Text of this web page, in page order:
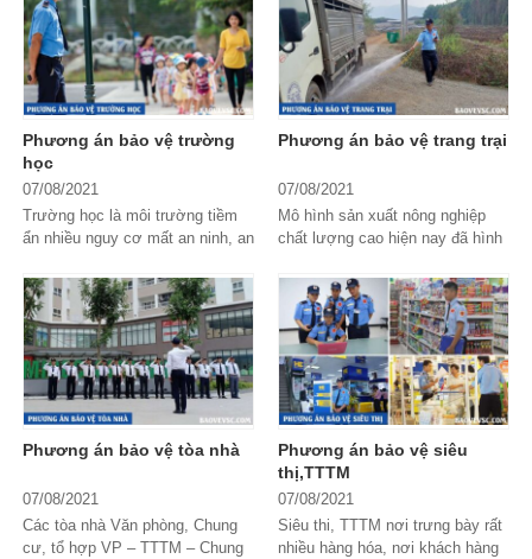
nghỉ Tết Nguyên Đán
2022. Bạn đang tìm kiếm
đơn vị cung cấp dịch vụ
chuyên nghiệp và có
phương án bảo vệ Tết
chất lượng? Hãy cùng
Bảo Vệ VSCtìm hiểu
viết này nhé!
Phương án bảo vệ trường
học
07/08/2021
Trường học là môi trường tiềm
ẩn nhiều nguy cơ mất an ninh, an
phương án bảo vệ trường học
như nào cho hiệu...
Phương án bảo vệ trang trại
07/08/2021
Mô hình sản xuất nông nghiệp
chất lượng cao hiện nay đã hình
trường, trang trại có quy mô lớn
được đầu...
Phương án bảo vệ tòa nhà
07/08/2021
Các tòa nhà Văn phòng, Chung
cư, tổ hợp VP – TTTM – Chung
Phương án bảo vệ siêu
thị,TTTM
07/08/2021
Siêu thi, TTTM nơi trưng bày rất
nhiều hàng hóa, nơi khách hàng